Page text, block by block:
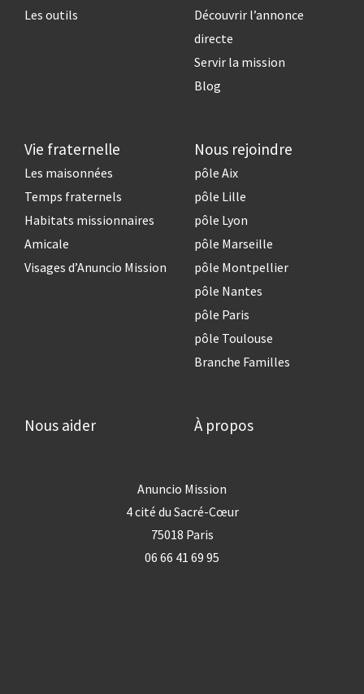
Les outils
Découvrir l’annonce
directe
Servir la mission
Blog
Vie fraternelle
Les maisonnées
Temps fraternels
Habitats missionnaires
Amicale
Visages d’Anuncio Mission
Nous rejoindre
pôle Aix
pôle Lille
pôle Lyon
pôle Marseille
pôle Montpellier
pôle Nantes
pôle Paris
pôle Toulouse
Branche Familles
Nous aider À propos
Anuncio Mission
4 cité du Sacré-Cœur
75018 Paris
06 66 41 69 95